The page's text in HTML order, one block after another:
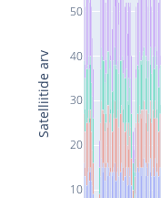
10
20
30
40
50
Satelliitide arv